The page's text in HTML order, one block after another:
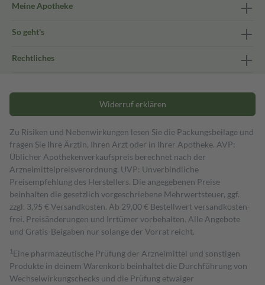
Meine Apotheke
So geht's
Rechtliches
Widerruf erklären
Zu Risiken und Nebenwirkungen lesen Sie die Packungsbeilage und
fragen Sie Ihre Ärztin, Ihren Arzt oder in Ihrer Apotheke. AVP:
Üblicher Apothekenverkaufspreis berechnet nach der
Arzneimittelpreisverordnung. UVP: Unverbindliche
Preisempfehlung des Herstellers. Die angegebenen Preise
beinhalten die gesetzlich vorgeschriebene Mehrwertsteuer, ggf.
zzgl. 3,95 € Versandkosten. Ab 29,00 € Bestell­wert versand­kosten­
frei. Preisänderungen und Irrtümer vorbehalten. Alle Angebote
und Gratis-Beigaben nur solange der Vorrat reicht.
1 Eine pharmazeutische Prüfung der Arzneimittel und sonstigen
Produkte in deinem Warenkorb beinhaltet die Durchführung von
Wechselwirkungschecks und die Prüfung etwaiger